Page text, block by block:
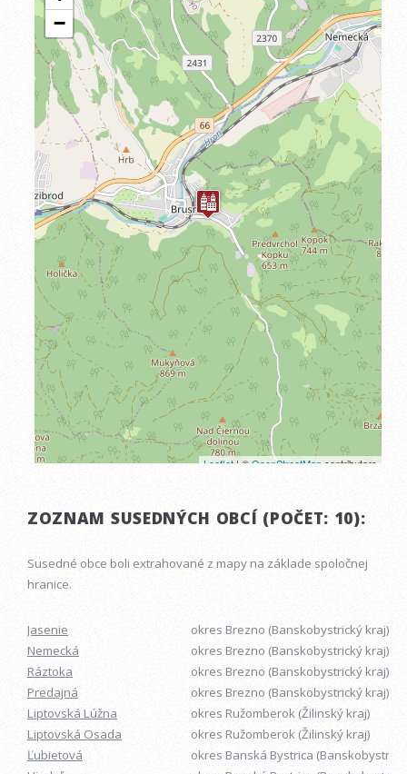
ZOZNAM SUSEDNÝCH OBCÍ (POČET: 10):
Susedné obce boli extrahované z mapy na základe spoločnej
hranice.
Jasenie
okres Brezno (Banskobystrický kraj)
Nemecká
okres Brezno (Banskobystrický kraj)
Ráztoka
okres Brezno (Banskobystrický kraj)
Predajná
okres Brezno (Banskobystrický kraj)
Liptovská Lúžna
okres Ružomberok (Žilinský kraj)
Liptovská Osada
okres Ružomberok (Žilinský kraj)
Ľubietová
okres Banská Bystrica